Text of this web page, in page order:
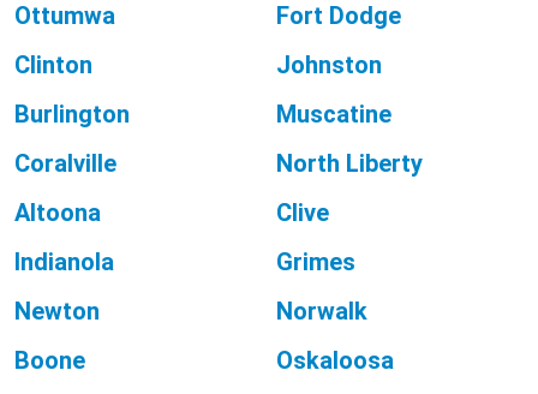
Ottumwa
Fort Dodge
Clinton
Johnston
Burlington
Muscatine
Coralville
North Liberty
Altoona
Clive
Indianola
Grimes
Newton
Norwalk
Boone
Oskaloosa